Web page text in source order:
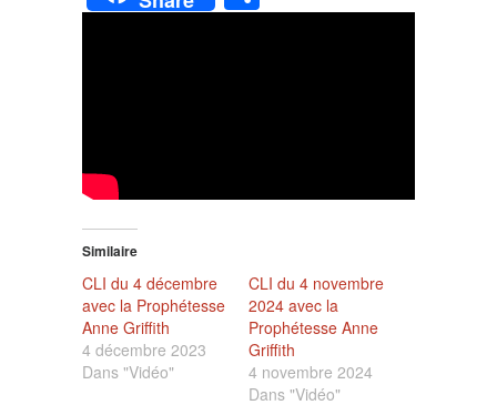
Similaire
CLI du 4 décembre
avec la Prophétesse
Anne Griffith
4 décembre 2023
Dans "Vidéo"
CLI du 4 novembre
2024 avec la
Prophétesse Anne
Griffith
4 novembre 2024
Dans "Vidéo"